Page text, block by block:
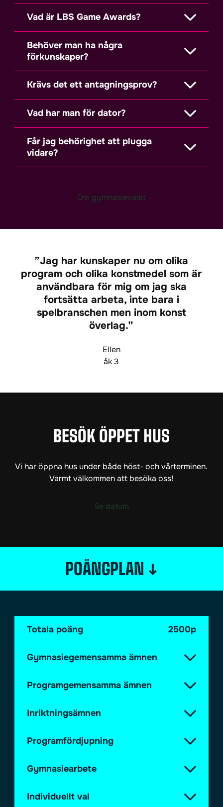
Vad är LBS Game Awards?
Behöver man ha några
förkunskaper?
Krävs det ett antagningsprov?
Vad har man för dator?
Får jag behörighet att plugga
vidare?
Om gymnasievalet
Jag har kunskaper nu om olika
program och olika konstmedel som är
användbara för mig om jag ska
fortsätta arbeta, inte bara i
spelbranschen men inom konst
överlag.
Ellen
åk 3
BESÖK ÖPPET HUS
Vi har öppna hus under både höst- och vårterminen.
Varmt välkommen att besöka oss!
Se datum
POÄNGPLAN ↓
Totala poäng 2500p
Gymnasiegemensamma ämnen
Programgemensamma ämnen
Inriktningsämnen
Programfördjupning
Gymnasiearbete
Individuellt val